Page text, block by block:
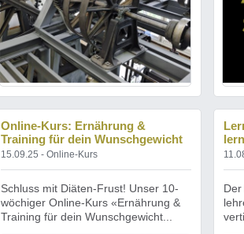
Online-Kurs: Ernährung &
Training für dein Wunschgewicht
15.09.25 - Online-Kurs
Schluss mit Diäten-Frust! Unser 10-
wöchiger Online-Kurs «Ernährung &
Training für dein Wunschgewicht...